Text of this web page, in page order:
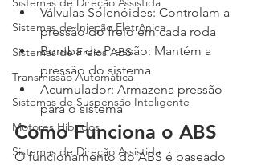
Sistemas de Injeção Eletrônica
Sistemas de Freios ABS
Transmissão Automática
Sistemas de Suspensão Inteligente
Motores Híbridos
Sistemas de Direção Assistida
Válvulas Solenóides: Controlam a
pressão do freio em cada roda
Bomba de Pressão: Mantém a
pressão do sistema
Acumulador: Armazena pressão
para o sistema
Como Funciona o ABS
O funcionamento do ABS é baseado